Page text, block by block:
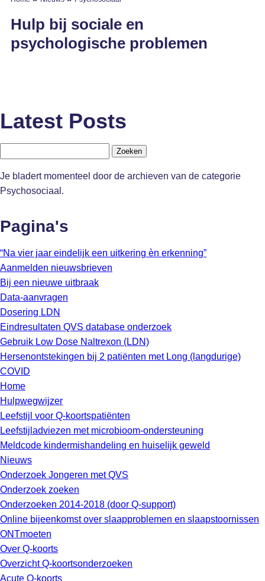
Hulp bij sociale en
psychologische problemen
Latest Posts
Je bladert momenteel door de archieven van de categorie
Psychosociaal.
Pagina's
“Na vier jaar eindelijk een uitkering èn erkenning”
Aanmelden nieuwsbrieven
Bij een nieuwe uitbraak
Data-aanvragen
Dosering LDN
Eindresultaten QVS database onderzoek
Gebruik Low Dose Naltrexon (LDN)
Hersenontstekingen bij 2 patiënten met Long (langdurige)
COVID
Home
Hulpwegwijzer
Leefstijl voor Q-koortspatiënten
Leefstijladviezen met microbioom-ondersteuning
Meldcode kindermishandeling en huiselijk geweld
Nieuws
Onderzoek Jongeren met QVS
Onderzoek zoeken
Onderzoeken 2014-2018 (door Q-support)
Online bijeenkomst over slaapproblemen en slaapstoornissen
ONTmoeten
Over Q-koorts
Overzicht Q-koortsonderzoeken
Acute Q-koorts